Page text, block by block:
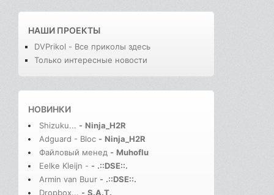
НАШИ ПРОЕКТЫ
DVPrikol - Все приколы здесь
Только интересные новости
НОВИНКИ
Shizuku... - Ninja_H2R
Adguard - Bloc - Ninja_H2R
Файловый менед - Muhoflu
Eelke Kleijn - - .::DSE::.
Armin van Buur - .::DSE::.
Dropbox... - S.A.T.